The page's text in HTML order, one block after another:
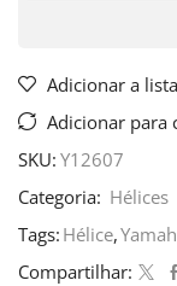
Adicionar a
Adicionar para
SKU: Y12607
Categoria: Hélices
Tags: Hélice,
Compartilhar: